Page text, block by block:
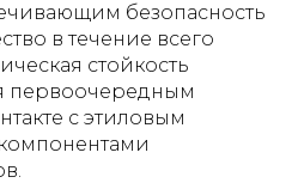
безопасность
в течение всего
стойкость
первоочередным
с этиловым